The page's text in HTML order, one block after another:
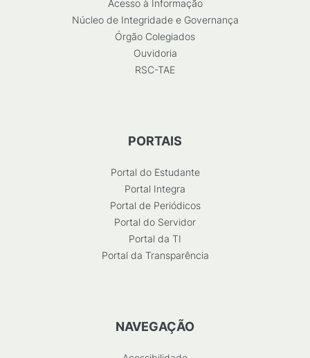
Acesso à Informação
Núcleo de Integridade e Governança
Órgão Colegiados
Ouvidoria
RSC-TAE
PORTAIS
Portal do Estudante
Portal Integra
Portal de Periódicos
Portal do Servidor
Portal da TI
Portal da Transparência
NAVEGAÇÃO